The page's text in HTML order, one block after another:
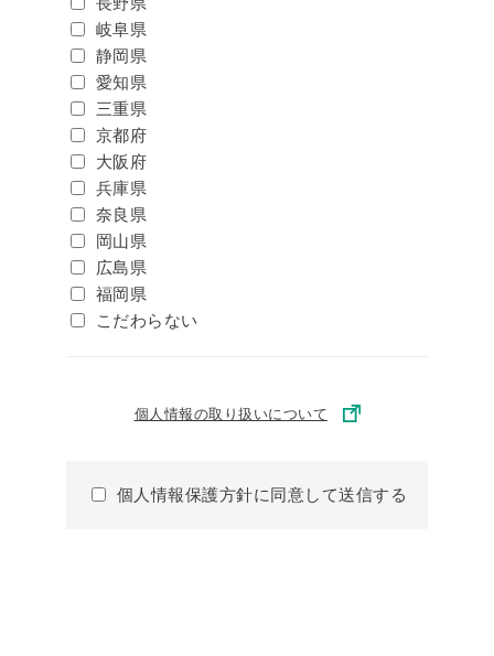
岐阜県
静岡県
愛知県
三重県
京都府
大阪府
兵庫県
奈良県
岡山県
広島県
福岡県
こだわらない
個人情報の取り扱いについて
個人情報保護方針に同意して送信する